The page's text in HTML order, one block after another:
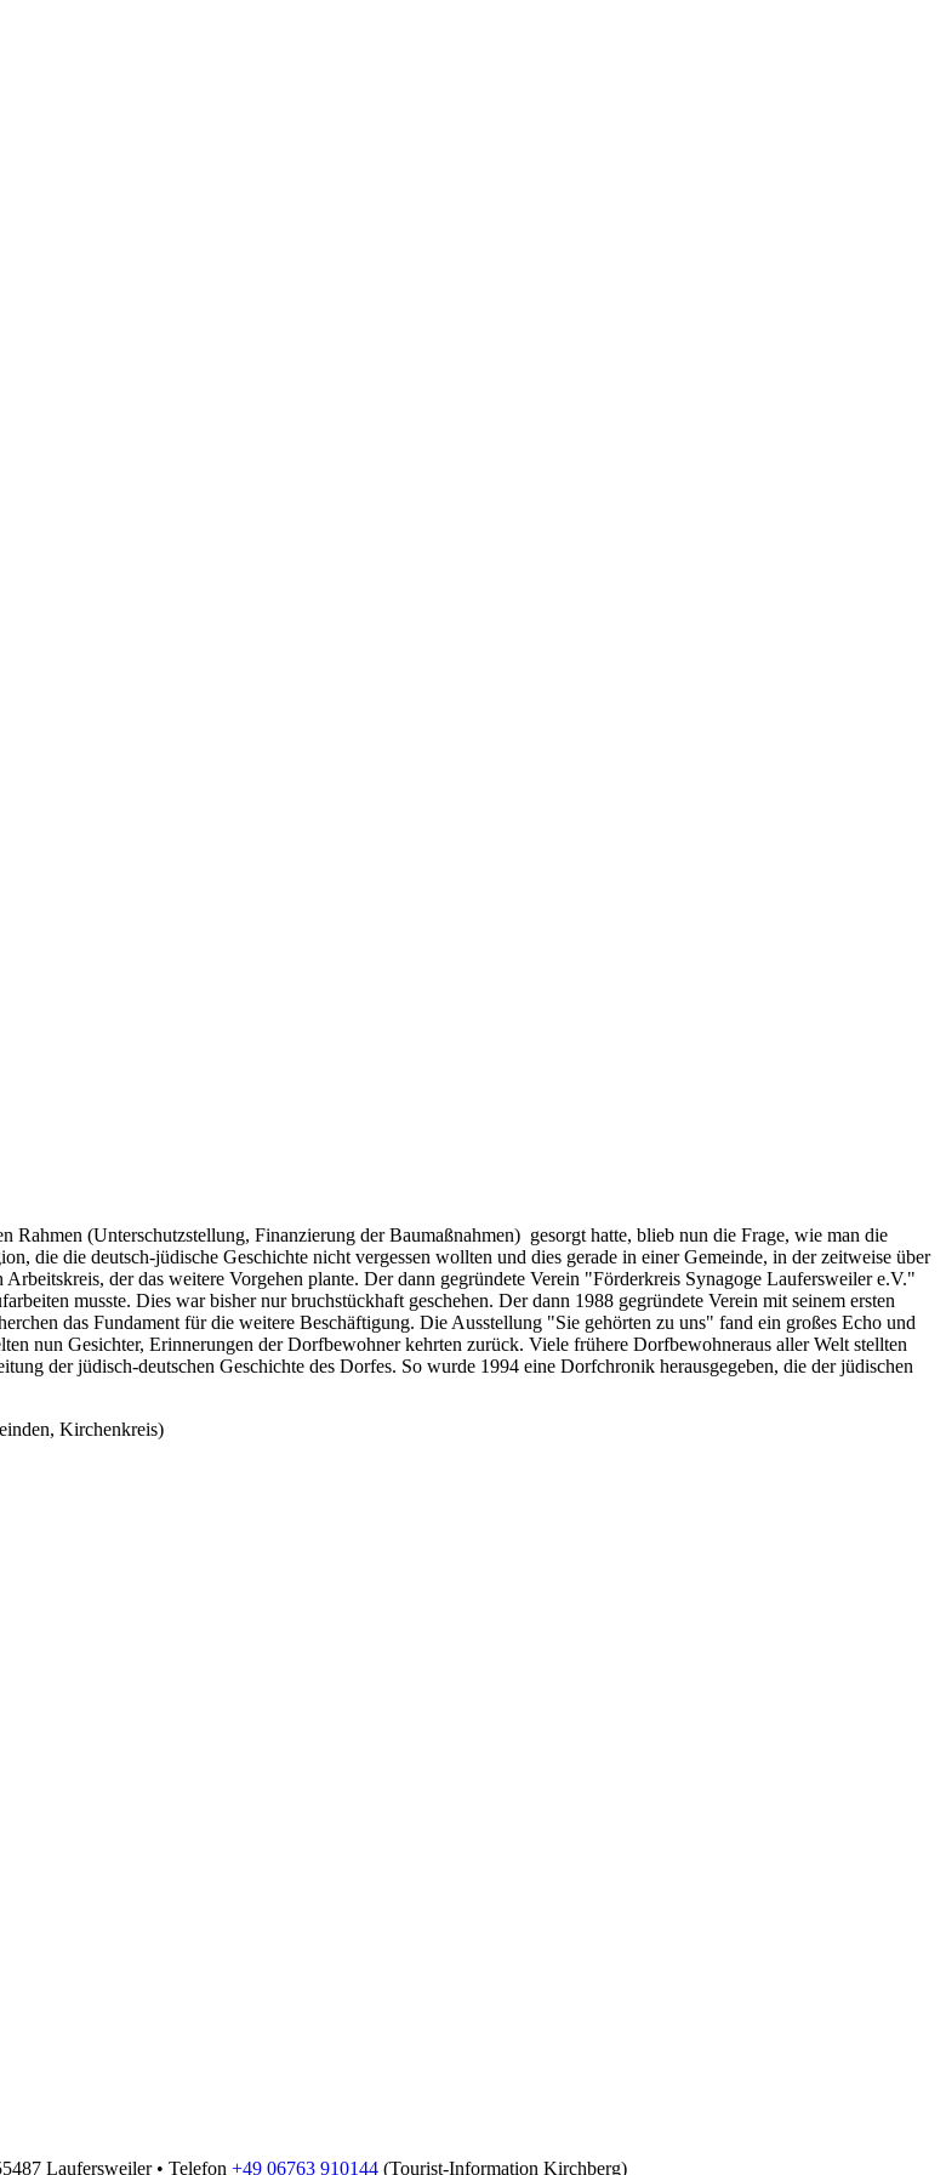
(Unterschutzstellung, Finanzierung der Baumaßnahmen) gesorgt hatte, blieb nun die Frage, wie man die
die die deutsch-jüdische Geschichte nicht vergessen wollten und dies gerade in einer Gemeinde, in der zeitweise über
der das weitere Vorgehen plante. Der dann gegründete Verein "Förderkreis Synagoge Laufersweiler e.V."
musste. Dies war bisher nur bruchstückhaft geschehen. Der dann 1988 gegründete Verein mit seinem ersten
das Fundament für die weitere Beschäftigung. Die Ausstellung "Sie gehörten zu uns" fand ein großes Echo und
nun Gesichter, Erinnerungen der Dorfbewohner kehrten zurück. Viele frühere Dorfbewohneraus aller Welt stellten
der jüdisch-deutschen Geschichte des Dorfes. So wurde 1994 eine Dorfchronik herausgegeben, die der jüdischen
Kirchenkreis)
Laufersweiler • Telefon +49 06763 910144 (Tourist-Information Kirchberg)